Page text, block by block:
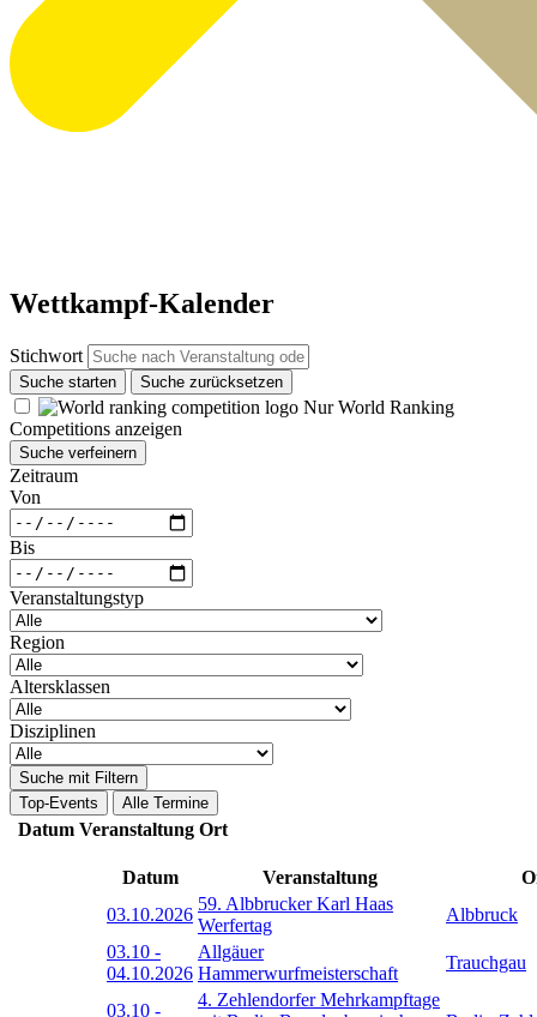
Wettkampf-Kalender
Stichwort
Suche starten Suche zurücksetzen
Nur World Ranking
Competitions anzeigen
Suche verfeinern
Zeitraum
Von
Bis
Veranstaltungstyp
Region
Altersklassen
Disziplinen
Suche mit Filtern
Top-Events
Alle Termine
Datum Veranstaltung Ort
Datum Veranstaltung
03.10.2026
59. Albbrucker Karl Haas
Werfertag
Albbruck
03.10 -
04.10.2026
Allgäuer
Hammerwurfmeisterschaft
Trauchgau
03.10 -
4. Zehlendorfer Mehrkampftage